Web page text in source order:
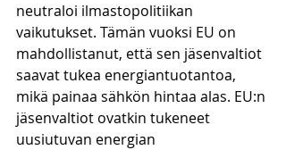
neutraloi ilmastopolitiikan
vaikutukset. Tämän vuoksi EU on
mahdollistanut, että sen jäsenvaltiot
saavat tukea energiantuotantoa,
mikä painaa sähkön hintaa alas. EU:n
jäsenvaltiot ovatkin tukeneet
uusiutuvan energian